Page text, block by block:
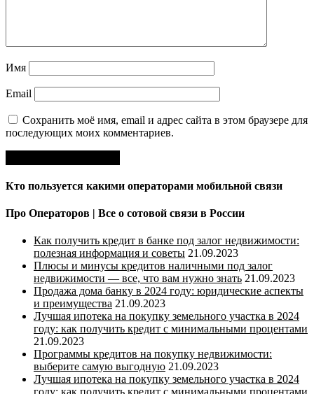
Имя
Email
Сохранить моё имя, email и адрес сайта в этом браузере для
последующих моих комментариев.
Кто пользуется какими операторами мобильной связи
Про Операторов | Все о сотовой связи в России
Как получить кредит в банке под залог недвижимости:
полезная информация и советы 21.09.2023
Плюсы и минусы кредитов наличными под залог
недвижимости — все, что вам нужно знать 21.09.2023
Продажа дома банку в 2024 году: юридические аспекты
и преимущества 21.09.2023
Лучшая ипотека на покупку земельного участка в 2024
году: как получить кредит с минимальными процентами
21.09.2023
Программы кредитов на покупку недвижимости:
выберите самую выгодную 21.09.2023
Лучшая ипотека на покупку земельного участка в 2024